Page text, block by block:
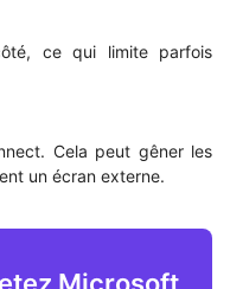
ce qui limite parfois
Cela peut gêner les
un écran externe.